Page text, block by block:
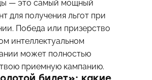
— это самый мощный
для получения льгот при
Победа или призерство
интеллектуальном
может полностью
приемную кампанию.